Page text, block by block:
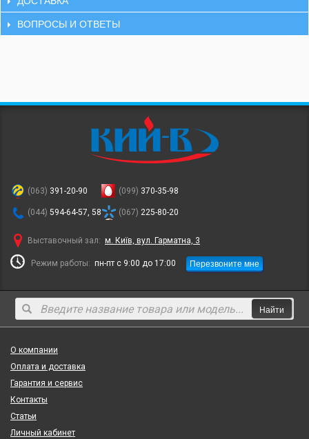
ВОПРОСЫ И ОТВЕТЫ
(063) 391-20-90
(044) 594-64-57, 58
(099) 370-35-98
(067) 225-80-20
Выставочный зал: м. Київ, вул. Гарматна, 3
Режим работы: пн-пт с 9:00 до 17:00 Перезвоните мне
Найти
О компании
Оплата и доставка
Гарантия и сервис
Контакты
Статьи
Личный кабинет